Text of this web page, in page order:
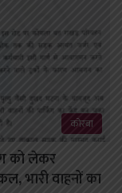
कोरबा
को लेकर
भारी वाहनों का